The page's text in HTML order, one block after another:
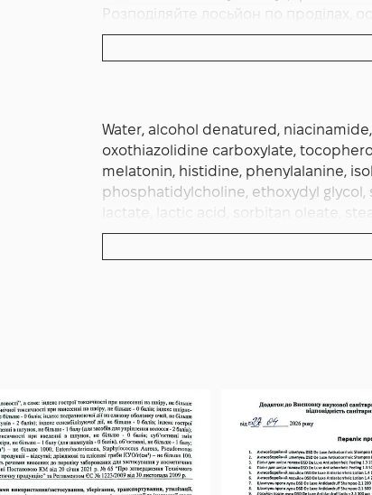
Розподіляйте лосьйон по проділах,
— скроні, тім'я, проділ. Масажуйте
мікроциркуляції й кращого
можна наносити повну ампулу один
місяців безперервного щоденного
режим — 3 рази на тиждень без
темному місці. Уникайте контакту
Water, alcohol denatured,
oxothiazolidine carboxylate,
melatonin, histidine, phenylalanine,
phosphatidylcholine, ethoxydyl
lactate, lactic acid, sorbitan oleate,
chlorphenesin, polysorbate 20,